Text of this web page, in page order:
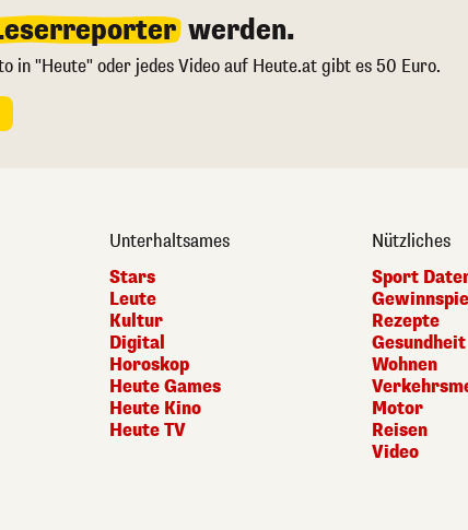
werden.
in "Heute" oder jedes Video auf Heute.at gibt es 50 Euro.
Unterhaltsames
Stars
Leute
Kultur
Digital
Horoskop
Heute Games
Heute Kino
Heute TV
Nützliches
Sport
Rezepte
Gesundheit
Wohnen
Motor
Reisen
Video